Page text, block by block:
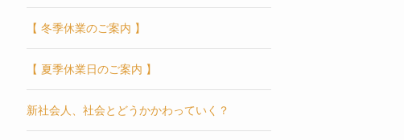
【 冬季休業のご案内 】
【 夏季休業日のご案内 】
新社会人、社会とどうかかわっていく？